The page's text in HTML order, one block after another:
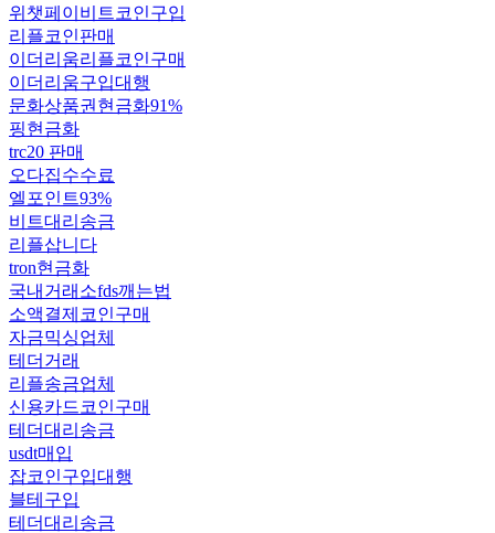
위챗페이비트코인구입
리플코인판매
이더리움리플코인구매
이더리움구입대행
문화상품권현금화91%
핑현금화
trc20 판매
오다집수수료
엘포인트93%
비트대리송금
리플삽니다
tron현금화
국내거래소fds깨는법
소액결제코인구매
자금믹싱업체
테더거래
리플송금업체
신용카드코인구매
테더대리송금
usdt매입
잡코인구입대행
블테구입
테더대리송금